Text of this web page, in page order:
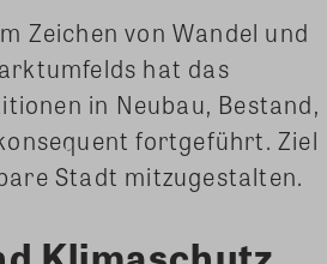
Zeichen von Wandel und
hat das
in Neubau, Bestand,
fortgeführt. Ziel
Stadt mitzugestalten.